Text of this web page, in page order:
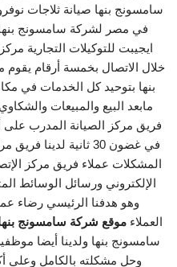
سامسونج بنها صيانة ثلاجات
في مصر لشركة سامسونج
ايجيبت للتوكيلات التجارية
خلال الاتصال بخمسة أرقام
بنها بتوحيد كل الخدمات في
مابعد البيع والمبيعات
فريق مركز الصيانة المدرب
في غضون 30 ثانية
المشكلات عملاء فريق مركز
الإلكتروني ورسائل الوسائط
وهو هدفنا الرئيسي رضاء
العملاء موقع شركة سامسونج
سامسونج بنها ولدينا أيضا
وحل مشكلته بالكامل وعلى